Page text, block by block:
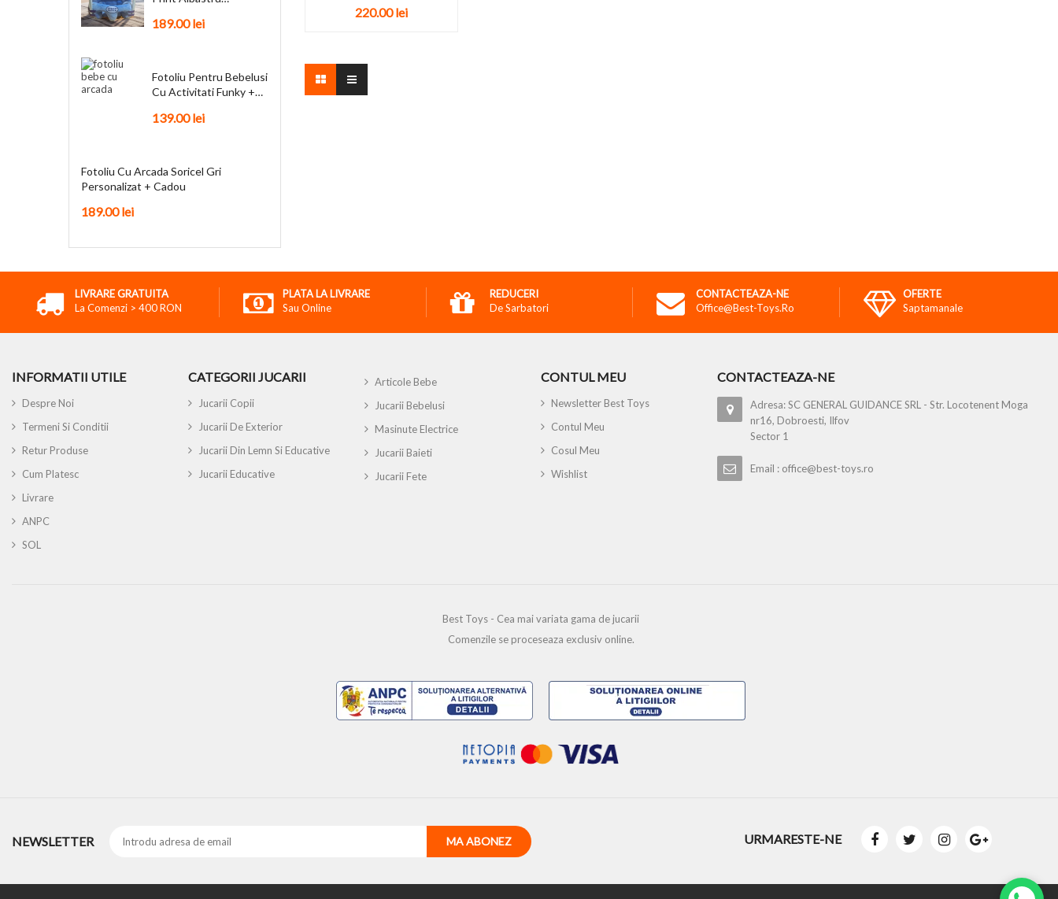
189.00lei
Fotoliu Pentru Bebelusi
Cu Activitati Funky +
139.00lei
Fotoliu Cu Arcada Soricel Gri
Personalizat + Cadou
189.00lei
Volan
220.00lei
LIVRARE GRATUITA
La Comenzi > 400 RON
PLATA LA LIVRARE
Sau Online
REDUCERI
De Sarbatori
CONTACTEAZA-NE
Office@best-Toys.ro
OFERTE
Saptamanale
INFORMATII UTILE
Despre Noi
Termeni Si Conditii
Retur Produse
Cum Platesc
Livrare
ANPC
SOL
CATEGORII JUCARII
Jucarii Copii
Jucarii De Exterior
Jucarii Din Lemn Si Educative
Jucarii Educative
Articole Bebe
Jucarii Bebelusi
Masinute Electrice
Jucarii Baieti
Jucarii Fete
CONTUL MEU
Newsletter Best Toys
Contul Meu
Cosul Meu
Wishlist
CONTACTEAZA-NE
Adresa: SC GENERAL GUIDANCE SRL - Str. Locotenent Moga
nr16, Dobroesti, Ilfov
Sector 1
Email : office@best-toys.ro
Best Toys - Cea mai variata gama de jucarii
Comenzile se proceseaza exclusiv online.
NEWSLETTER URMARESTE-NE